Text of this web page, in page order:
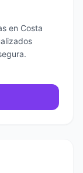
en Costa